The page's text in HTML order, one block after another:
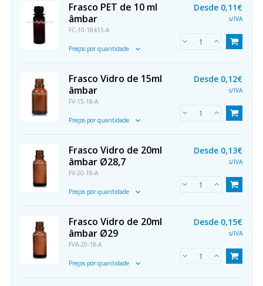
Frasco PET de 10 ml
âmbar
FC-10-18415-A
Preços por quantidade
Desde 0,11€
s/IVA
Frasco Vidro de 15ml
âmbar
FV-15-18-A
Preços por quantidade
Desde 0,12€
s/IVA
Frasco Vidro de 20ml
âmbar Ø28,7
FV-20-18-A
Preços por quantidade
Desde 0,13€
s/IVA
Frasco Vidro de 20ml
âmbar Ø29
FVA-20-18-A
Preços por quantidade
Desde 0,15€
s/IVA